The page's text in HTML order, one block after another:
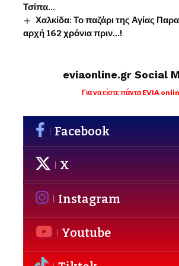
Τσίπα…
Χαλκίδα: Το παζάρι της Αγίας
αρχή 162 χρόνια πριν…!
eviaonline.gr Social
Για να είστε πάντα EVIA
Facebook
X
Instagram
Youtube